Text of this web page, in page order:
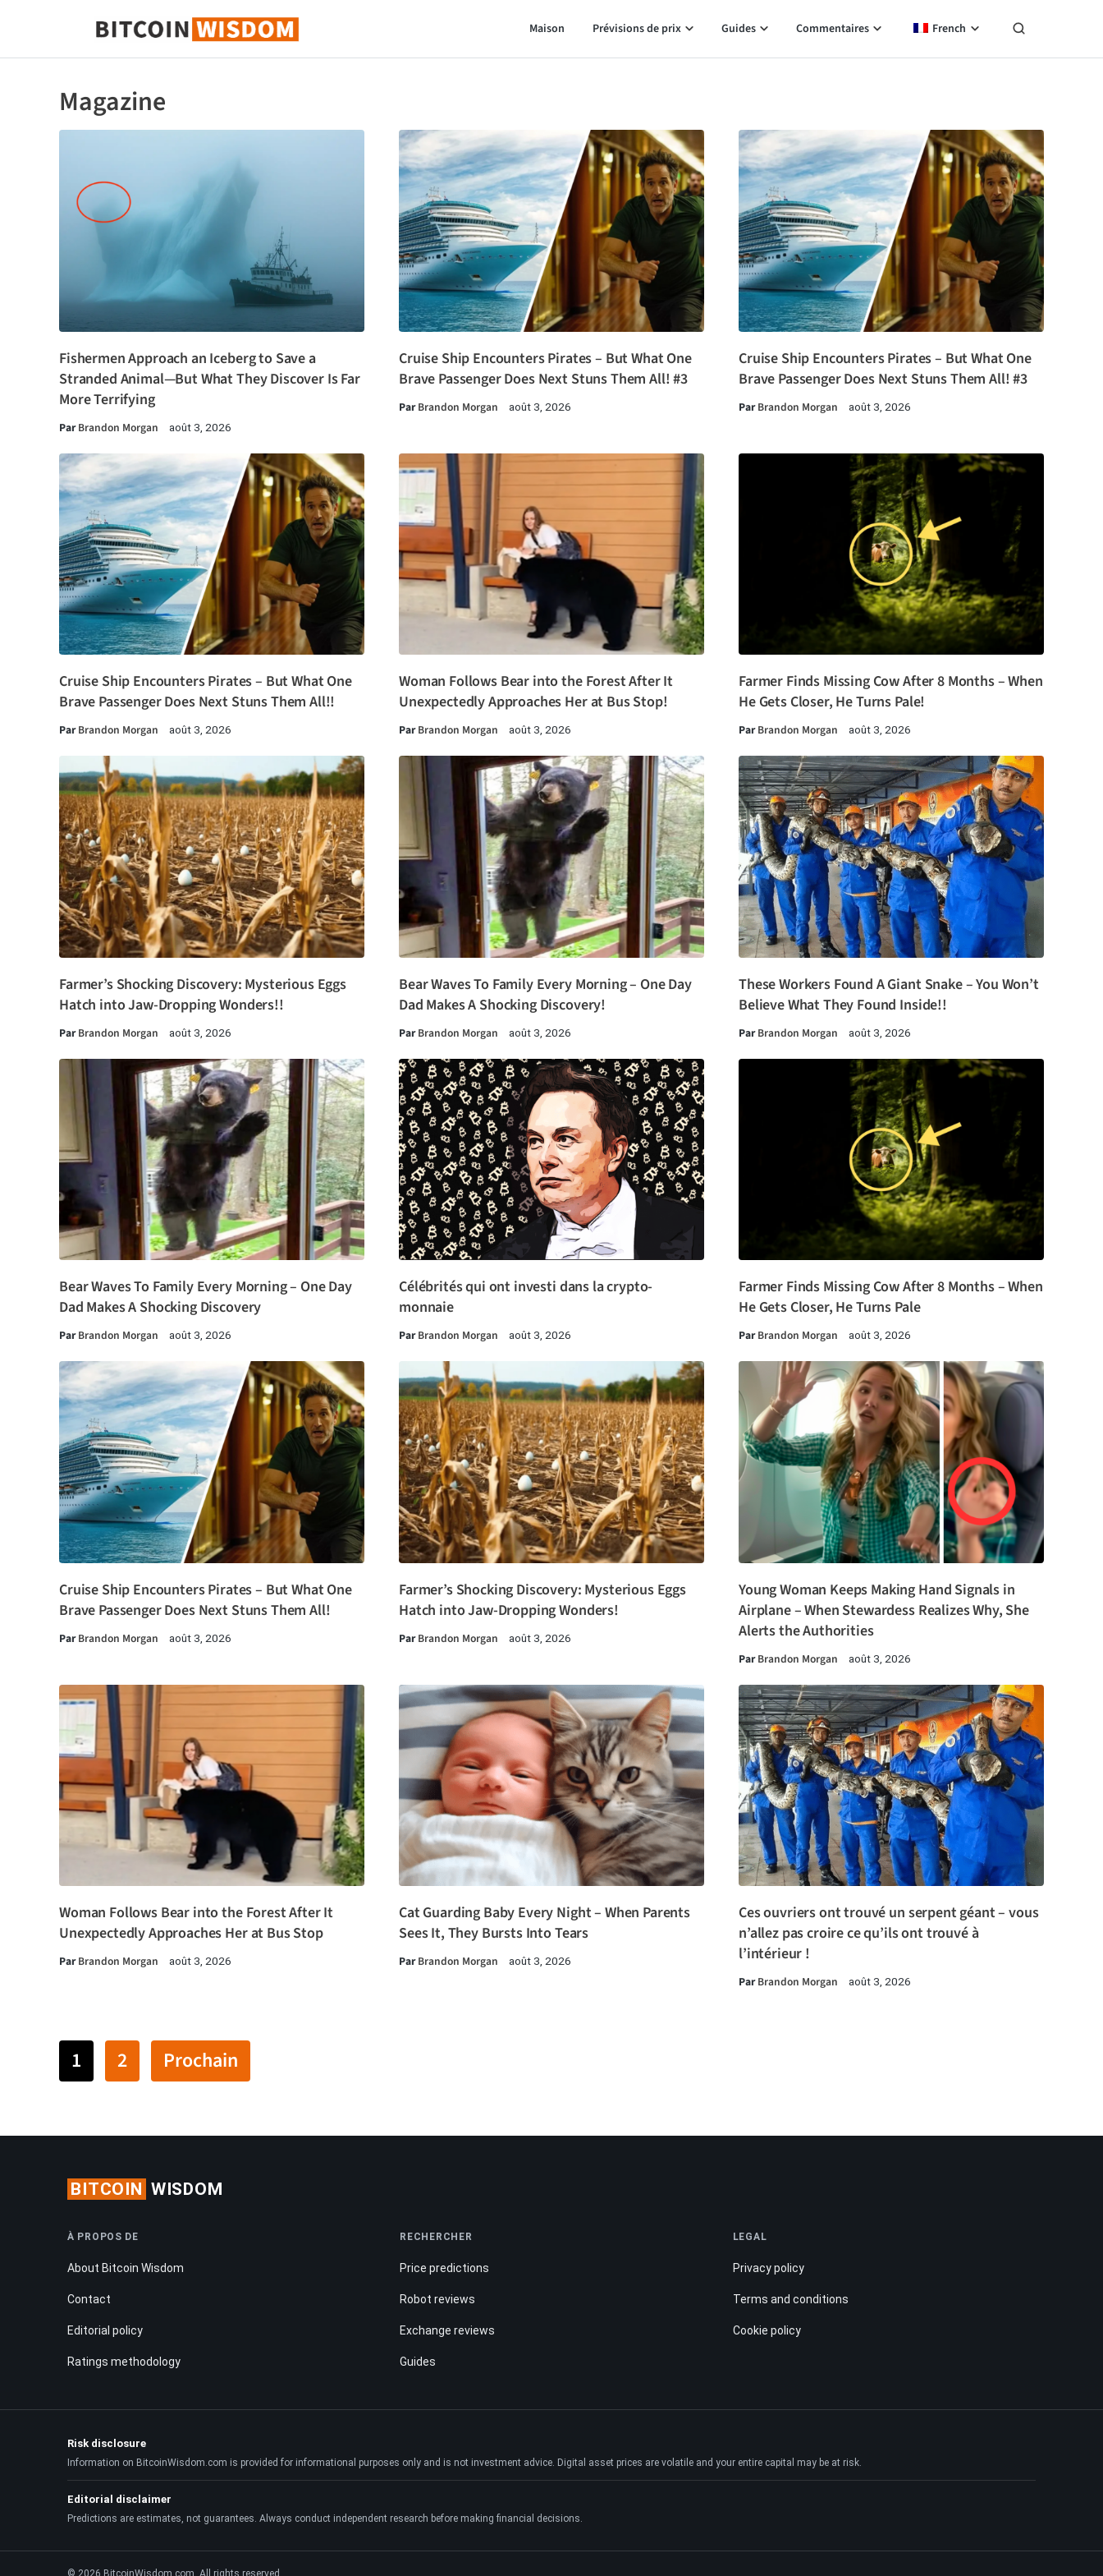
Bitcoin Sagesse
Maison Prévisions de prix Guides Commentaires French
Magazine
Fishermen Approach an Iceberg to Save a
Stranded Animal—But What They Discover Is Far
More Terrifying
ParBrandon Morgan août 3, 2026
Cruise Ship Encounters Pirates – But What One
Brave Passenger Does Next Stuns Them All! #3
ParBrandon Morgan août 3, 2026
Cruise Ship Encounters Pirates – But What One
Brave Passenger Does Next Stuns Them All! #3
ParBrandon Morgan août 3, 2026
Cruise Ship Encounters Pirates – But What One
Brave Passenger Does Next Stuns Them All!!
ParBrandon Morgan août 3, 2026
Woman Follows Bear into the Forest After It
Unexpectedly Approaches Her at Bus Stop!
ParBrandon Morgan août 3, 2026
Farmer Finds Missing Cow After 8 Months – When
He Gets Closer, He Turns Pale!
ParBrandon Morgan août 3, 2026
Farmer’s Shocking Discovery: Mysterious Eggs
Hatch into Jaw-Dropping Wonders!!
ParBrandon Morgan août 3, 2026
Bear Waves To Family Every Morning – One Day
Dad Makes A Shocking Discovery!
ParBrandon Morgan août 3, 2026
These Workers Found A Giant Snake – You Won’t
Believe What They Found Inside!!
ParBrandon Morgan août 3, 2026
Bear Waves To Family Every Morning – One Day
Dad Makes A Shocking Discovery
ParBrandon Morgan août 3, 2026
Célébrités qui ont investi dans la crypto-
monnaie
ParBrandon Morgan août 3, 2026
Farmer Finds Missing Cow After 8 Months – When
He Gets Closer, He Turns Pale
ParBrandon Morgan août 3, 2026
Cruise Ship Encounters Pirates – But What One
Brave Passenger Does Next Stuns Them All!
ParBrandon Morgan août 3, 2026
Farmer’s Shocking Discovery: Mysterious Eggs
Hatch into Jaw-Dropping Wonders!
ParBrandon Morgan août 3, 2026
Young Woman Keeps Making Hand Signals in
Airplane – When Stewardess Realizes Why, She
Alerts the Authorities
ParBrandon Morgan août 3, 2026
Woman Follows Bear into the Forest After It
Unexpectedly Approaches Her at Bus Stop
ParBrandon Morgan août 3, 2026
Cat Guarding Baby Every Night – When Parents
Sees It, They Bursts Into Tears
ParBrandon Morgan août 3, 2026
Ces ouvriers ont trouvé un serpent géant – vous
n’allez pas croire ce qu’ils ont trouvé à
l’intérieur !
ParBrandon Morgan août 3, 2026
1 2 Prochain
BITCOIN WISDOM
À PROPOS DE
About Bitcoin Wisdom
Contact
Editorial policy
Ratings methodology
RECHERCHER
Price predictions
Robot reviews
Exchange reviews
Guides
LEGAL
Privacy policy
Terms and conditions
Cookie policy
Risk disclosure
Information on BitcoinWisdom.com is provided for informational purposes only and is not investment advice. Digital asset prices are volatile and your entire capital may be at risk.
Editorial disclaimer
Predictions are estimates, not guarantees. Always conduct independent research before making financial decisions.
© 2026 BitcoinWisdom.com. All rights reserved.